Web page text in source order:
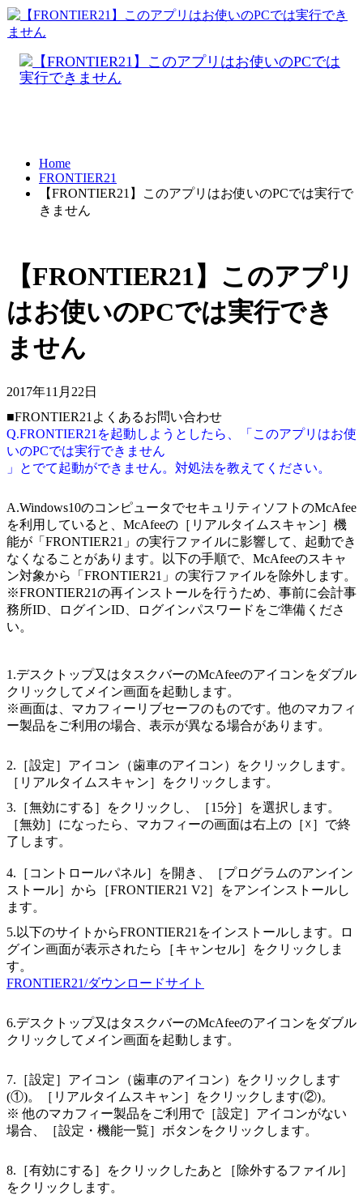
Home
FRONTIER21
【FRONTIER21】このアプリはお使いのPCでは実行で
きません
【FRONTIER21】このアプリ
はお使いのPCでは実行でき
ません
2017年11月22日
■FRONTIER21よくあるお問い合わせ
Q.FRONTIER21を起動しようとしたら、「このアプリはお使
いのPCでは実行できません
」とでて起動ができません。対処法を教えてください。
A.Windows10のコンピュータでセキュリティソフトのMcAfee
を利用していると、McAfeeの［リアルタイムスキャン］機
能が「FRONTIER21」の実行ファイルに影響して、起動でき
なくなることがあります。以下の手順で、McAfeeのスキャ
ン対象から「FRONTIER21」の実行ファイルを除外します。
※FRONTIER21の再インストールを行うため、事前に会計事
務所ID、ログインID、ログインパスワードをご準備くださ
い。
1.デスクトップ又はタスクバーのMcAfeeのアイコンをダブル
クリックしてメイン画面を起動します。
※画面は、マカフィーリブセーフのものです。他のマカフィ
ー製品をご利用の場合、表示が異なる場合があります。
2.［設定］アイコン（歯車のアイコン）をクリックします。
［リアルタイムスキャン］をクリックします。
3.［無効にする］をクリックし、［15分］を選択します。
［無効］になったら、マカフィーの画面は右上の［☓］で終
了します。
4.［コントロールパネル］を開き、［プログラムのアンイン
ストール］から［FRONTIER21 V2］をアンインストールし
ます。
5.以下のサイトからFRONTIER21をインストールします。ロ
グイン画面が表示されたら［キャンセル］をクリックしま
す。
FRONTIER21/ダウンロードサイト
6.デスクトップ又はタスクバーのMcAfeeのアイコンをダブル
クリックしてメイン画面を起動します。
7.［設定］アイコン（歯車のアイコン）をクリックします
(①)。［リアルタイムスキャン］をクリックします(②)。
※ 他のマカフィー製品をご利用で［設定］アイコンがない
場合、［設定・機能一覧］ボタンをクリックします。
8.［有効にする］をクリックしたあと［除外するファイル］
をクリックします。